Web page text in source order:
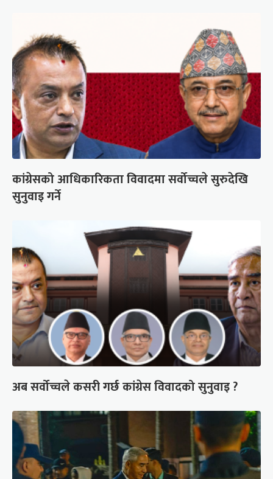
कांग्रेसको आधिकारिकता विवादमा सर्वोच्चले सुरुदेखि
सुनुवाइ गर्ने
अब सर्वोच्चले कसरी गर्छ कांग्रेस विवादको सुनुवाइ ?